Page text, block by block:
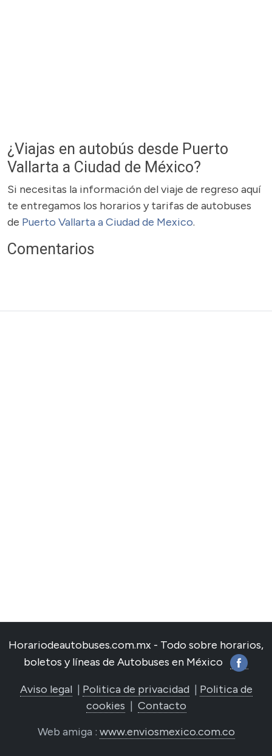
¿Viajas en autobús desde Puerto
Vallarta a Ciudad de México?
Si necesitas la información del viaje de regreso aquí
te entregamos los horarios y tarifas de autobuses
de Puerto Vallarta a Ciudad de Mexico.
Comentarios
Horariodeautobuses.com.mx - Todo sobre horarios,
boletos y líneas de Autobuses en México
Aviso legal| Politica de privacidad | Politica de
cookies | Contacto
Web amiga : www.enviosmexico.com.co